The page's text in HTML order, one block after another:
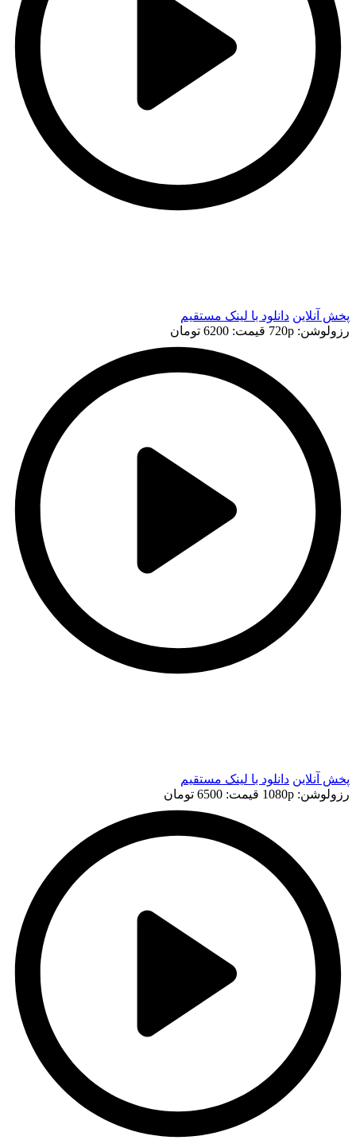
پخش آنلاین دانلود با لينک مستقيم
رزولوشن: 720p
قيمت: 6200 تومان
پخش آنلاین دانلود با لينک مستقيم
رزولوشن: 1080p
قيمت: 6500 تومان